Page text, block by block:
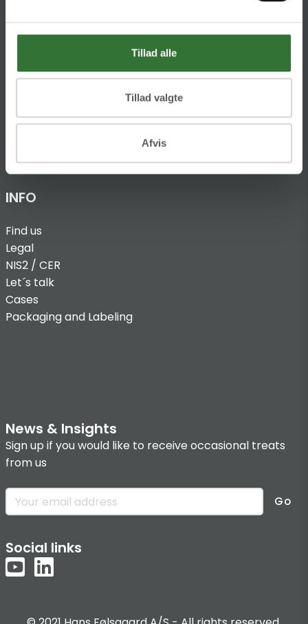
Tillad alle
Tillad valgte
Afvis
DK-8680 RY
@:denmark@folsgaard.com
INFO
Find us
Legal
NIS2 / CER
Let´s talk
Cases
Packaging and Labeling
News & Insights
Sign up if you would like to receive occasional treats
from us
Go
Social links